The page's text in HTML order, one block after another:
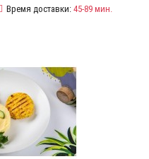
Время доставки: 45-89 мин.